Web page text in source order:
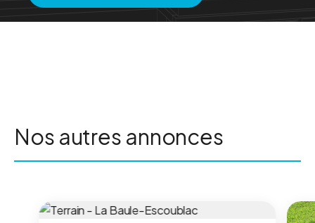
Nos autres annonces